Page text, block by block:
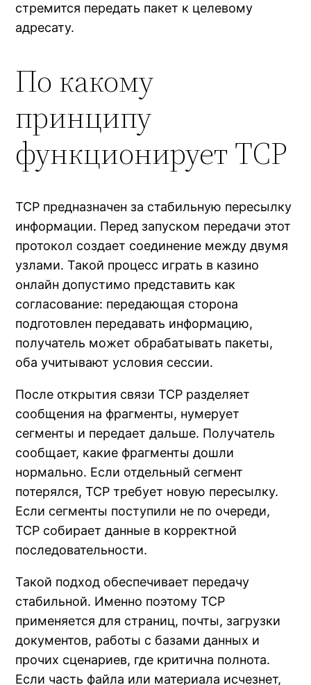
стремится передать пакет к целевому
адресату.
По какому
принципу
функционирует TCP
TCP предназначен за стабильную пересылку
информации. Перед запуском передачи этот
протокол создает соединение между двумя
узлами. Такой процесс играть в казино
онлайн допустимо представить как
согласование: передающая сторона
подготовлен передавать информацию,
получатель может обрабатывать пакеты,
оба учитывают условия сессии.
После открытия связи TCP разделяет
сообщения на фрагменты, нумерует
сегменты и передает дальше. Получатель
сообщает, какие фрагменты дошли
нормально. Если отдельный сегмент
потерялся, TCP требует новую пересылку.
Если сегменты поступили не по очереди,
TCP собирает данные в корректной
последовательности.
Такой подход обеспечивает передачу
стабильной. Именно поэтому TCP
применяется для страниц, почты, загрузки
документов, работы с базами данных и
прочих сценариев, где критична полнота.
Если часть файла или материала исчезнет,